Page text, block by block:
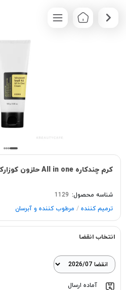
کرم چندکاره All in one حلزون كوزاركس تیوپی 100 گرم
شناسه محصول: 1129
ترمیم کننده / مرطوب کننده و آبرسان
انتخاب انقضا
آماده ارسال